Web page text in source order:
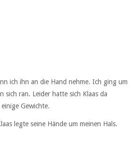
ich ihn an die Hand nehme. Ich ging um
ran. Leider hatte sich Klaas da
Gewichte.
legte seine Hände um meinen Hals.